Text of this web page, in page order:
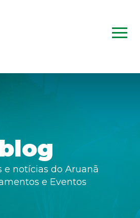
blog
e notícias do Aruanã
e Eventos